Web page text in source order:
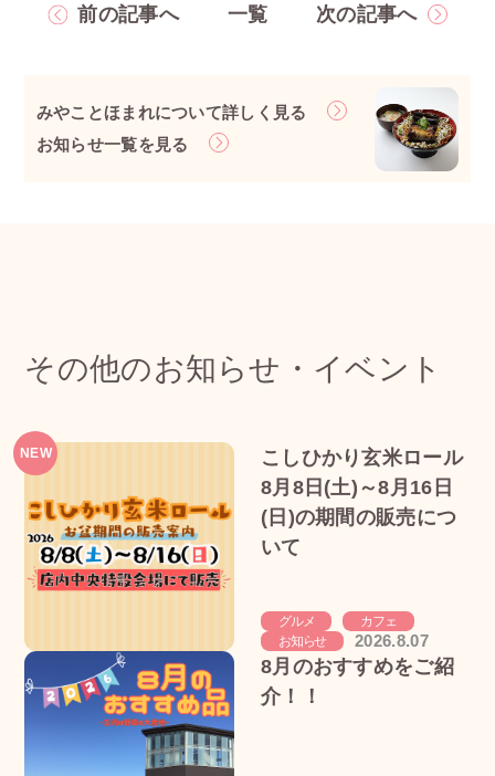
前の記事へ 一覧 次の記事へ
みやことほまれについて詳しく見る
お知らせ一覧を見る
その他のお知らせ・イベント
NEW
こしひかり玄米ロール
8月8日(土)～8月16日
(日)の期間の販売につ
いて
グルメ
カフェ
お知らせ
2026.8.07
8月のおすすめをご紹
介！！